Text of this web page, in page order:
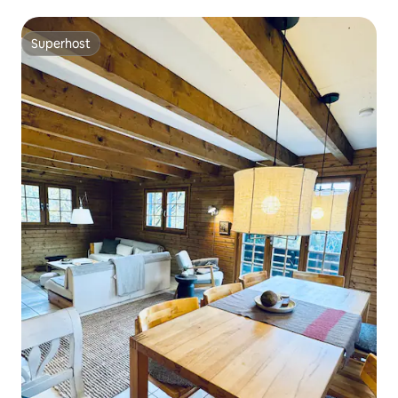
Superhost
Superhost